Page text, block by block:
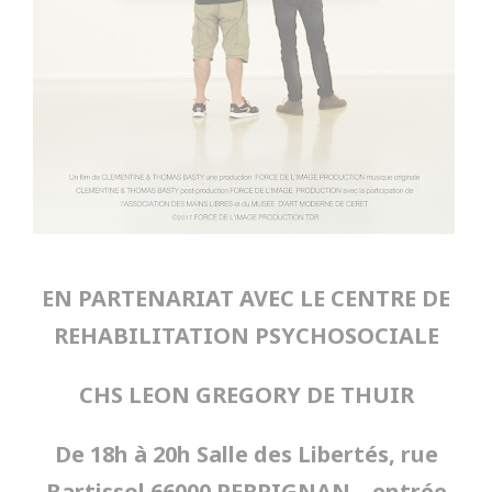
EN PARTENARIAT AVEC LE CENTRE DE
REHABILITATION PSYCHOSOCIALE
CHS LEON GREGORY DE THUIR
De 18h à 20h Salle des Libertés, rue